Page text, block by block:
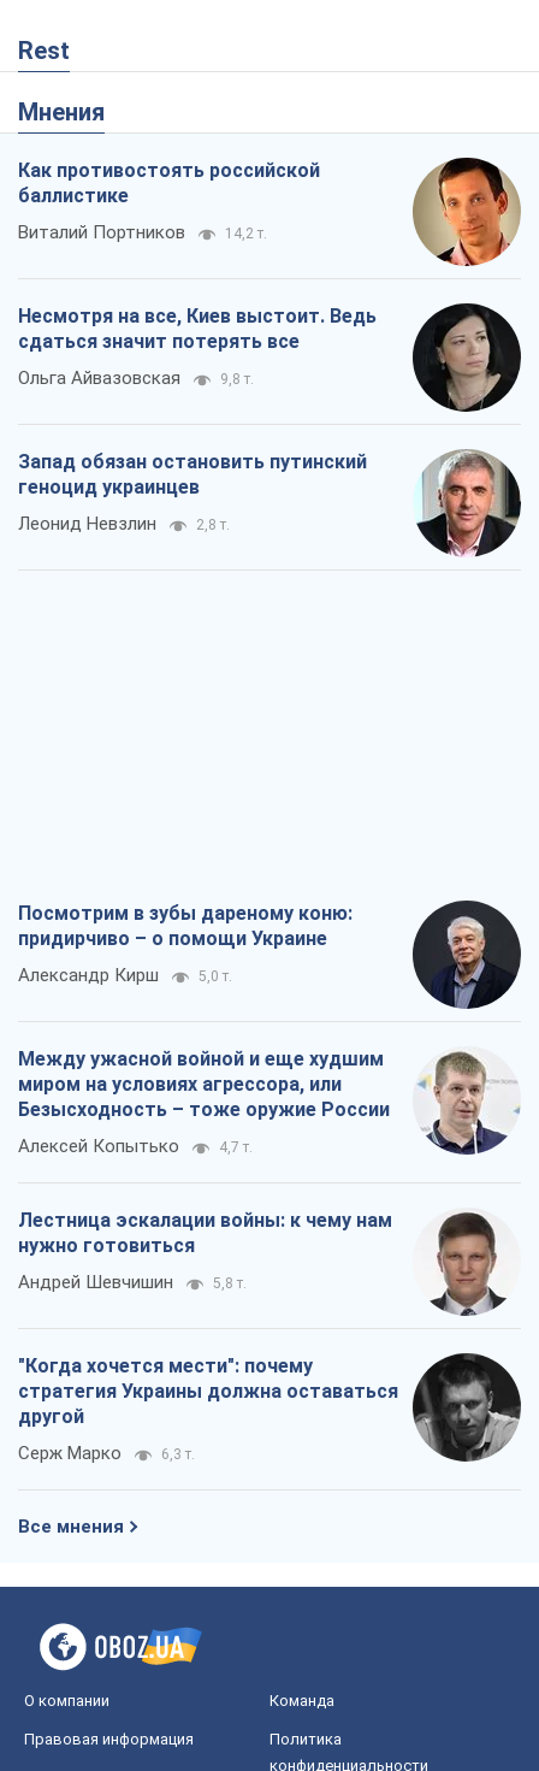
Rest
Мнения
Как противостоять российской
баллистике
Виталий Портников 14,2 т.
Несмотря на все, Киев выстоит. Ведь
сдаться значит потерять все
Ольга Айвазовская 9,8 т.
Запад обязан остановить путинский
геноцид украинцев
Леонид Невзлин 2,8 т.
Посмотрим в зубы дареному коню:
придирчиво – о помощи Украине
Александр Кирш 5,0 т.
Между ужасной войной и еще худшим
миром на условиях агрессора, или
Безысходность – тоже оружие России
Алексей Копытько 4,7 т.
Лестница эскалации войны: к чему нам
нужно готовиться
Андрей Шевчишин 5,8 т.
"Когда хочется мести": почему
стратегия Украины должна оставаться
другой
Серж Марко 6,3 т.
Все мнения
О компании Команда
Правовая информация
Политика
конфиденциальности